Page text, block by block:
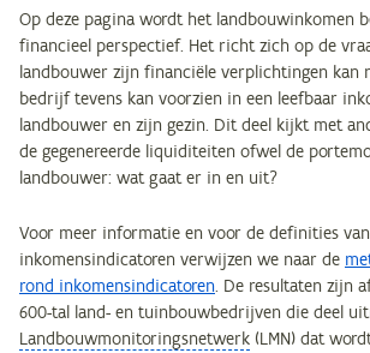
Op deze pagina wordt het landbouwinkomen
financieel perspectief. Het richt zich op de
landbouwer zijn financiële verplichtingen kan
bedrijf tevens kan voorzien in een leefbaar
landbouwer en zijn gezin. Dit deel kijkt met
de gegenereerde liquiditeiten ofwel de
landbouwer: wat gaat er in en uit?
Voor meer informatie en voor de definities
inkomensindicatoren verwijzen we naar de
rond inkomensindicatoren. De resultaten zijn
600-tal land- en tuinbouwbedrijven die deel
Landbouwmonitoringsnetwerk (LMN) dat